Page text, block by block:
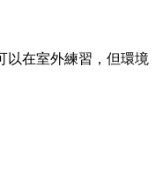
以在室外練習，但環境